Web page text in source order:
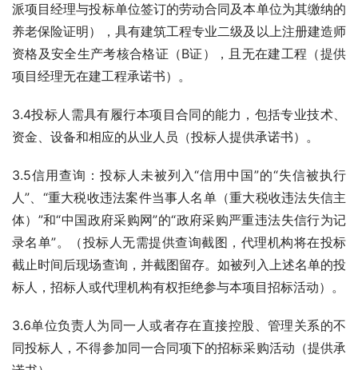
派项目经理与投标单位签订的劳动合同及本单位为其缴纳的
养老保险证明），具有建筑工程专业二级及以上注册建造师
资格及安全生产考核合格证（B证），且无在建工程（提供
项目经理无在建工程承诺书）。
3.4投标人需具有履行本项目合同的能力，包括专业技术、
资金、设备和相应的从业人员（投标人提供承诺书）。
3.5信用查询：投标人未被列入“信用中国”的“失信被执行
人”、“重大税收违法案件当事人名单（重大税收违法失信主
体）”和“中国政府采购网”的“政府采购严重违法失信行为记
录名单”。（投标人无需提供查询截图，代理机构将在投标
截止时间后现场查询，并截图留存。如被列入上述名单的投
标人，招标人或代理机构有权拒绝参与本项目招标活动）。
3.6单位负责人为同一人或者存在直接控股、管理关系的不
同投标人，不得参加同一合同项下的招标采购活动（提供承